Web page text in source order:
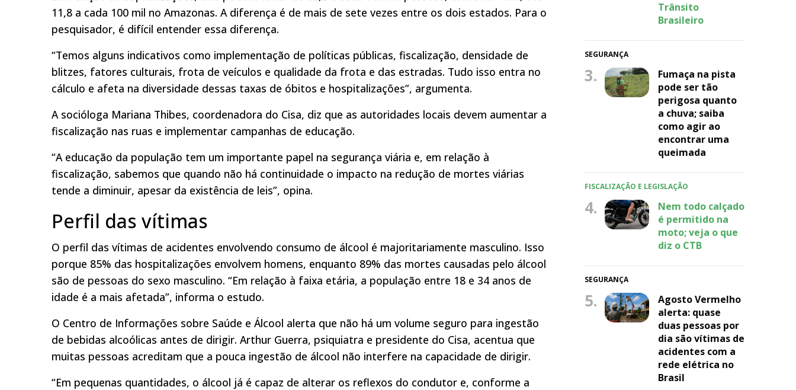
11,8 a cada 100 mil no Amazonas. A diferença é de mais de sete vezes entre os dois estados. Para o
pesquisador, é difícil entender essa diferença.
“Temos alguns indicativos como implementação de políticas públicas, fiscalização, densidade de
blitzes, fatores culturais, frota de veículos e qualidade da frota e das estradas. Tudo isso entra no
cálculo e afeta na diversidade dessas taxas de óbitos e hospitalizações”, argumenta.
A socióloga Mariana Thibes, coordenadora do Cisa, diz que as autoridades locais devem aumentar a
fiscalização nas ruas e implementar campanhas de educação.
“A educação da população tem um importante papel na segurança viária e, em relação à
fiscalização, sabemos que quando não há continuidade o impacto na redução de mortes viárias
tende a diminuir, apesar da existência de leis”, opina.
Perfil das vítimas
O perfil das vítimas de acidentes envolvendo consumo de álcool é majoritariamente masculino. Isso
porque 85% das hospitalizações envolvem homens, enquanto 89% das mortes causadas pelo álcool
são de pessoas do sexo masculino. “Em relação à faixa etária, a população entre 18 e 34 anos de
idade é a mais afetada”, informa o estudo.
O Centro de Informações sobre Saúde e Álcool alerta que não há um volume seguro para ingestão
de bebidas alcoólicas antes de dirigir. Arthur Guerra, psiquiatra e presidente do Cisa, acentua que
muitas pessoas acreditam que a pouca ingestão de álcool não interfere na capacidade de dirigir.
“Em pequenas quantidades, o álcool já é capaz de alterar os reflexos do condutor e, conforme a
Trânsito
Brasileiro
SEGURANÇA
3.
Fumaça na pista
pode ser tão
perigosa quanto
a chuva; saiba
como agir ao
encontrar uma
queimada
FISCALIZAÇÃO E LEGISLAÇÃO
4.
Nem todo calçado
é permitido na
moto; veja o que
diz o CTB
SEGURANÇA
5.
Agosto Vermelho
alerta: quase
duas pessoas por
dia são vítimas de
acidentes com a
rede elétrica no
Brasil